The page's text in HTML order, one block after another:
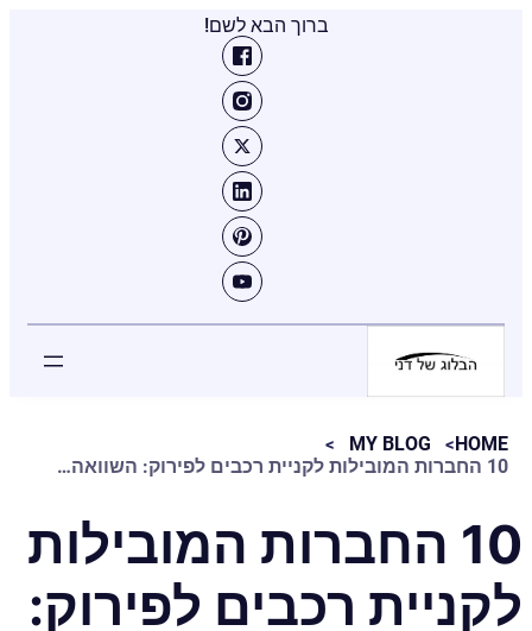
ברוך הבא לשם!
HOME
MY BLOG
10 החברות המובילות לקניית רכבים לפירוק: השוואה מקיפה שתחסוך לכם זמן וכסף
10 החברות המובילות
לקניית רכבים לפירוק: